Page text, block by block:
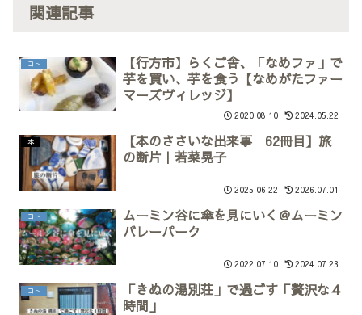
関連記事
コト
【行方市】らくご舎、「なめファ」で
芋を買い、芋を食う【なめがたファー
マーズヴィレッジ】
2020.08.10 2024.05.22
本
【本のささいな出来事 62冊目】旅
の断片｜若菜晃子
2025.06.22 2026.07.01
コト
ムーミン谷に傘を見にいく＠ムーミン
バレーパーク
2022.07.10 2024.07.23
コト
「きぬの湯別荘」で過ごす「贅沢な４
時間」